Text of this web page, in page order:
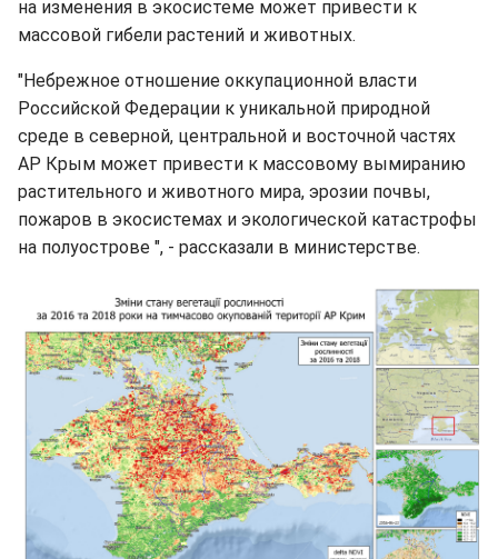
на изменения в экосистеме может привести к
массовой гибели растений и животных.
"Небрежное отношение оккупационной власти
Российской Федерации к уникальной природной
среде в северной, центральной и восточной частях
АР Крым может привести к массовому вымиранию
растительного и животного мира, эрозии почвы,
пожаров в экосистемах и экологической катастрофы
на полуострове ", - рассказали в министерстве.